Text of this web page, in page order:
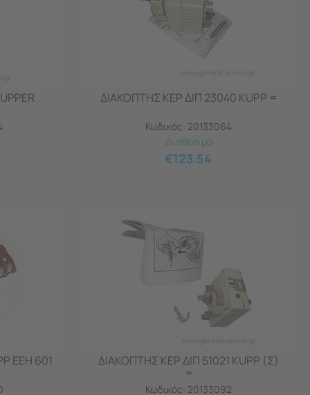
ΔΙΑΚΟΠΤΗΣ ΚΕΡ ΔΙΠ 23040 KUPP =
Κωδικός: 20133064
Διαθέσιμο
€123.54
EEH 601
ΔΙΑΚΟΠΤΗΣ ΚΕΡ ΔΙΠ 51021 KUPP (Σ)
=
Κωδικός: 20133092